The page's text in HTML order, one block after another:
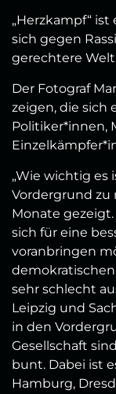
„Herzkampf“
sich gegen
gerechtere
Der Fotograf
zeigen, die sich
Politiker*innen,
„Wie wichtig es
Vordergrund zu
Monate
sich für eine
voranbringen
sehr schlecht
Leipzig und
in den
Gesellschaft
bunt. Dabei ist
Hamburg,